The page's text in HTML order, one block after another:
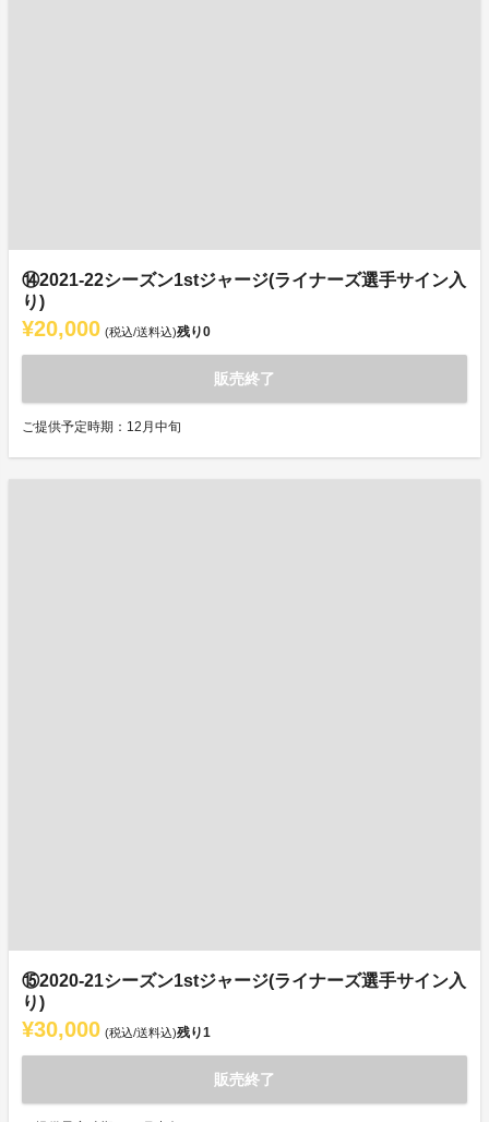
⑭2021-22シーズン1stジャージ(ライナーズ選手サイン入
り)
¥20,000 (税込/送料込)残り0
販売終了
ご提供予定時期：12月中旬
⑮2020-21シーズン1stジャージ(ライナーズ選手サイン入
り)
¥30,000 (税込/送料込)残り1
販売終了